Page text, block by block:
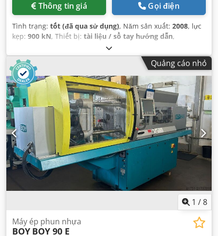
Thông tin giá Gọi điện
Tình trạng: tốt (đã qua sử dụng), Năm sản xuất: 2008, lực
kẹp: 900 kN, Thiết bị: tài liệu / sổ tay hướng dẫn,
Quảng cáo nhỏ
1 /8
Máy ép phun nhựa
BOY BOY 90 E